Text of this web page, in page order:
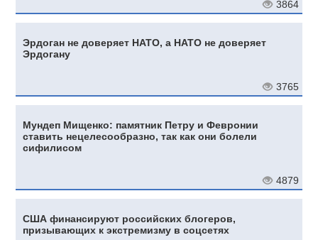
3864
Эрдоган не доверяет НАТО, а НАТО не доверяет
Эрдогану
3765
Мундеп Мищенко: памятник Петру и Февронии
ставить нецелесообразно, так как они болели
сифилисом
4879
США финансируют российских блогеров,
призывающих к экстремизму в соцсетях